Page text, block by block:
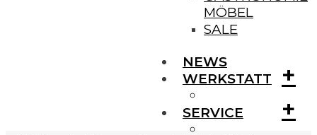
MÖBEL
SALE
NEWS
WERKSTATT
+
SERVICE +